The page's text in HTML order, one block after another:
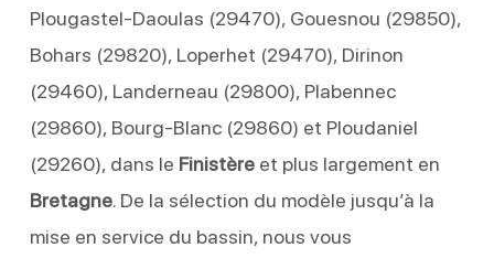
Plougastel-Daoulas (29470), Gouesnou (29850),
Bohars (29820), Loperhet (29470), Dirinon
(29460), Landerneau (29800), Plabennec
(29860), Bourg-Blanc (29860) et Ploudaniel
(29260), dans le Finistèreet plus largement en
Bretagne. De la sélection du modèle jusqu’à la
mise en service du bassin, nous vous